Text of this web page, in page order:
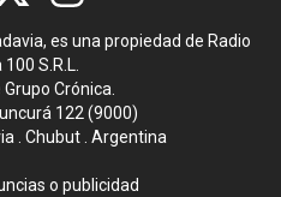
es una propiedad de Radio
S.R.L.
Crónica.
122 (9000)
. Chubut . Argentina
o publicidad